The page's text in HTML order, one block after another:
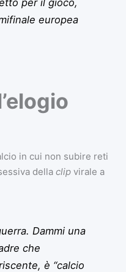
europea
in cui non subire reti
della clipvirale a
Dammi una
che
è “calcio